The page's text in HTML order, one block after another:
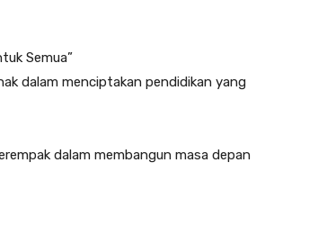
Semua”
dalam menciptakan pendidikan yang
dalam membangun masa depan